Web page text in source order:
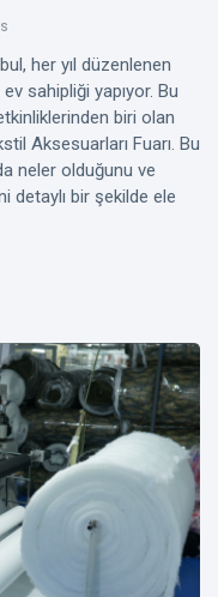
her yıl düzenlenen
sahipliği yapıyor. Bu
biri olan
Aksesuarları Fuarı. Bu
neler olduğunu ve
detaylı bir şekilde ele